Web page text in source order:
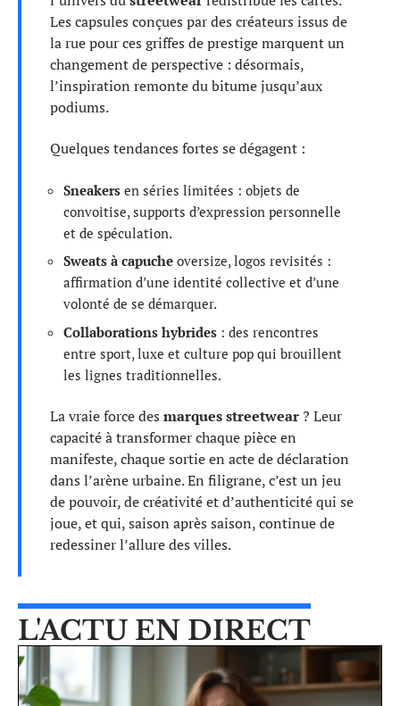
Les capsules conçues par des créateurs issus de
la rue pour ces griffes de prestige marquent un
changement de perspective : désormais,
l’inspiration remonte du bitume jusqu’aux
podiums.
Quelques tendances fortes se dégagent :
Sneakers en séries limitées : objets de
convoitise, supports d’expression personnelle
et de spéculation.
Sweats à capuche oversize, logos revisités :
affirmation d’une identité collective et d’une
volonté de se démarquer.
Collaborations hybrides : des rencontres
entre sport, luxe et culture pop qui brouillent
les lignes traditionnelles.
La vraie force des marques streetwear ? Leur
capacité à transformer chaque pièce en
manifeste, chaque sortie en acte de déclaration
dans l’arène urbaine. En filigrane, c’est un jeu
de pouvoir, de créativité et d’authenticité qui se
joue, et qui, saison après saison, continue de
redessiner l’allure des villes.
L'ACTU EN DIRECT